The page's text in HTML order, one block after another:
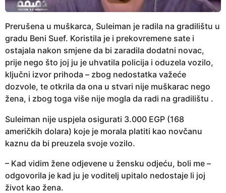
Prerušena u muškarca, Suleiman je radila na gradilištu u
gradu Beni Suef. Koristila je i prekovremene sate i
ostajala nakon smjene da bi zaradila dodatni novac,
prije nego što joj ju je uhvatila policija i oduzela vozilo,
ključni izvor prihoda – zbog nedostatka važeće
dozvole, te otkrila da ona u stvari nije muškarac nego
žena, i zbog toga više nije mogla da radi na gradilištu .
Suleiman nije uspjela osigurati 3.000 EGP (168
američkih dolara) koje je morala platiti kao novčanu
kaznu da bi preuzela svoje vozilo.
– Kad vidim žene odjevene u žensku odjeću, boli me –
odgovorila je kad ju je voditelj upitalo nedostaje li joj
život kao žena.